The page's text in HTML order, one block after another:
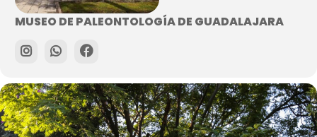
MUSEO DE PALEONTOLOGÍA DE GUADALAJARA